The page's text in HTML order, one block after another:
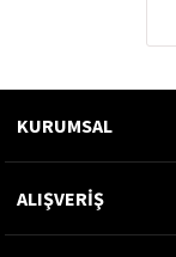
KURUMSAL
ALIŞVERİŞ